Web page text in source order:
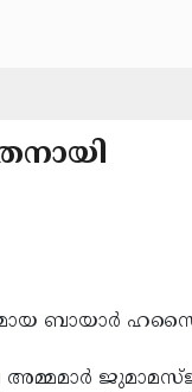
ബായാര്‍
അമ്മമാര്‍